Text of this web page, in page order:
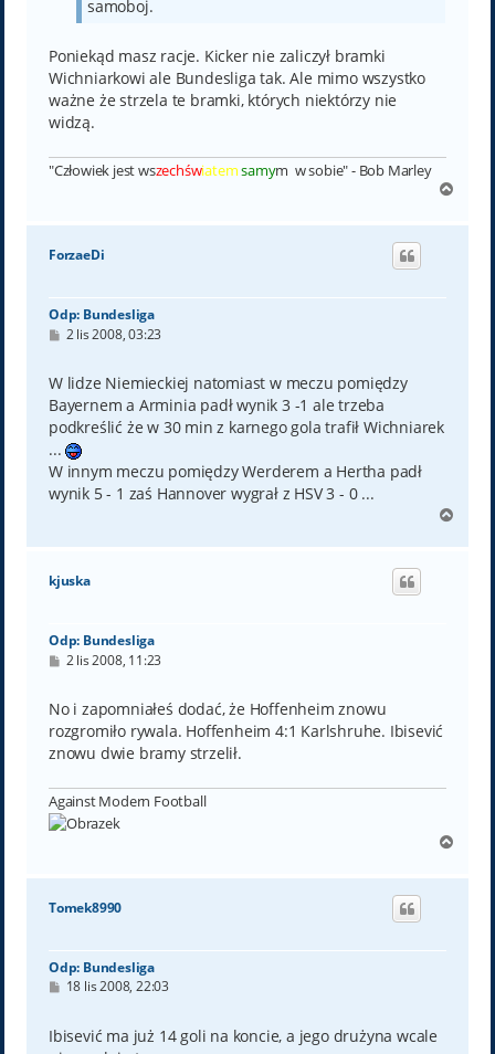
samoboj.
Poniekąd masz racje. Kicker nie zaliczył bramki
Wichniarkowi ale Bundesliga tak. Ale mimo wszystko
ważne że strzela te bramki, których niektórzy nie
widzą.
"Człowiek jest wszechświatemsamym w sobie" - Bob Marley
g
ForzaeDi
Odp: Bundesliga
P
t
2 lis 2008, 03:23
W lidze Niemieckiej natomiast w meczu pomiędzy
Bayernem a Arminia padł wynik 3 -1 ale trzeba
podkreślić że w 30 min z karnego gola trafił Wichniarek
...
W innym meczu pomiędzy Werderem a Hertha padł
wynik 5 - 1 zaś Hannover wygrał z HSV 3 - 0 ...
g
kjuska
Odp: Bundesliga
P
t
2 lis 2008, 11:23
No i zapomniałeś dodać, że Hoffenheim znowu
rozgromiło rywala. Hoffenheim 4:1 Karlshruhe. Ibisević
znowu dwie bramy strzelił.
Against Modern Football
g
Tomek8990
Odp: Bundesliga
P
t
18 lis 2008, 22:03
Ibisević ma już 14 goli na koncie, a jego drużyna wcale